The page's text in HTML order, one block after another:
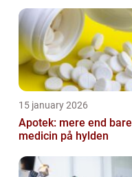
15 january 2026
Apotek: mere end bare
medicin på hylden